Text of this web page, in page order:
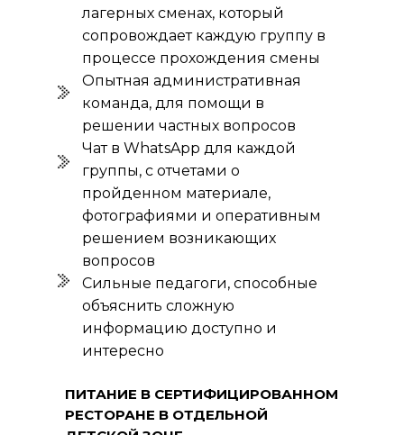
лагерных сменах, который
сопровождает каждую группу в
процессе прохождения смены
Опытная административная
команда, для помощи в
решении частных вопросов
Чат в WhatsApp для каждой
группы, с отчетами о
пройденном материале,
фотографиями и оперативным
решением возникающих
вопросов
Сильные педагоги, способные
объяснить сложную
информацию доступно и
интересно
ПИТАНИЕ В СЕРТИФИЦИРОВАННОМ
РЕСТОРАНЕ В ОТДЕЛЬНОЙ
+7 (980) 459-16-30
Заказать звонок
119602, Москва, улица
Покрышкина, 8к2
Наше местоположение